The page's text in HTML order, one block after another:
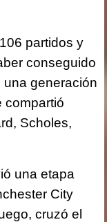
partidos y
conseguido
generación
compartió
Scholes,
una etapa
City
cruzó el